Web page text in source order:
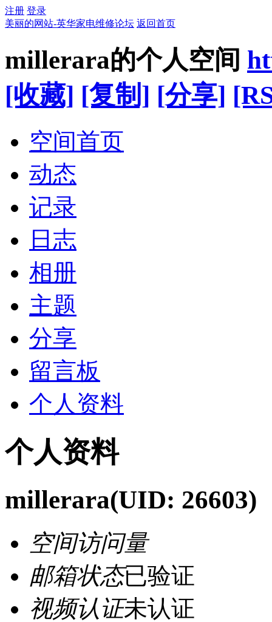
注册 登录
美丽的网站-英华家电维修论坛 返回首页
millerara的个人空间
[收藏] [复制] [分享]
空间首页
动态
记录
日志
相册
主题
分享
留言板
个人资料
个人资料
millerara(UID: 26603)
空间访问量
邮箱状态已验证
视频认证未认证